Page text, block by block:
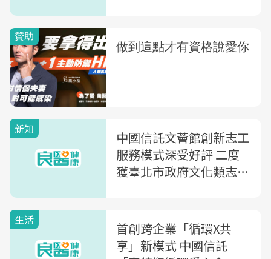
新知
中國信託文薈館創新志工
服務模式深受好評 二度
獲臺北市政府文化類志工
生活
首創跨企業「循環X共
享」新模式 中國信託